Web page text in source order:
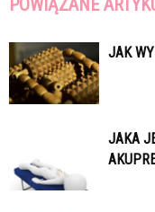
POWIĄZANE
JAK
JAKA